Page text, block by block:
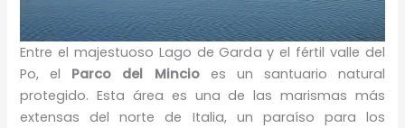
Entre el majestuoso Lago de Garda y el fértil valle del
Po, el Parco del Mincioes un santuario natural
protegido. Esta área es una de las marismas más
extensas del norte de Italia, un paraíso para los